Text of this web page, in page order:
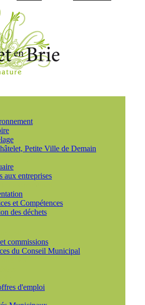
Petite Ville de Demain
aux entreprises
et Compétences
des déchets
commissions
du Conseil Municipal
d'emploi